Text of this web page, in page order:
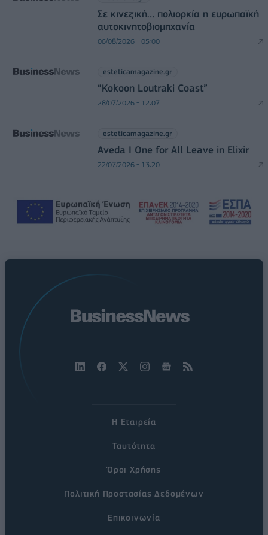
Σε κινεζική… πολιορκία η ευρωπαϊκή
αυτοκινητοβιομηχανία
06/08/2026 - 05:00
esteticamagazine.gr
“Kokoon Loutraki Coast”
28/07/2026 - 12:07
esteticamagazine.gr
Aveda I One for All Leave in Elixir
22/07/2026 - 13:20
Η Εταιρεία
Ταυτότητα
Όροι Χρήσης
Πολιτική Προστασίας Δεδομένων
Επικοινωνία